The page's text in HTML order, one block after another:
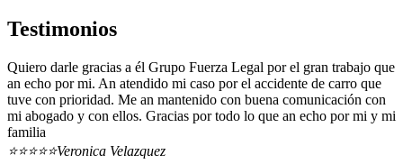
Testimonios
Quiero darle gracias a él Grupo Fuerza Legal por el gran trabajo que
an echo por mi. An atendido mi caso por el accidente de carro que
tuve con prioridad. Me an mantenido con buena comunicación con
mi abogado y con ellos. Gracias por todo lo que an echo por mi y mi
familia
⭐⭐⭐⭐⭐Veronica Velazquez